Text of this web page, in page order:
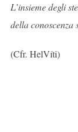
L’insieme degli
della conoscenza
(Cfr. HelVíti)